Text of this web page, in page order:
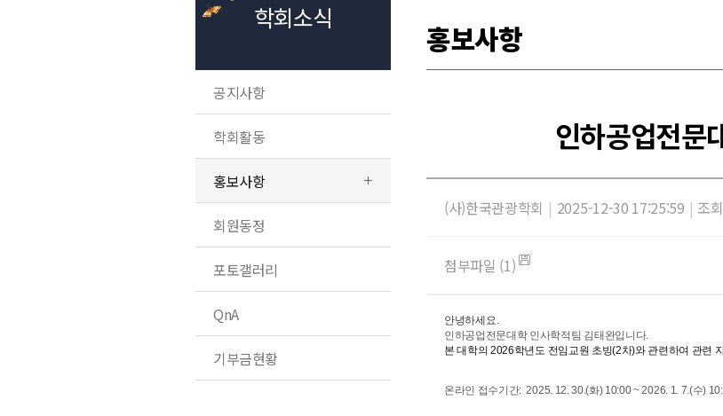
학회소식
공지사항
학회활동
홍보사항
회원동정
포토갤러리
QnA
기부금현황
홍보사항
인하공업전문
(사)한국관광학회 | 2025-12-30 17:25:59 | 조
첨부파일 (1)
안녕하세요.
인하공업전문대학 인사학적팀 김태완입니다.
본 대학의 2026학년도 전임교원 초빙(2차)와 관련하여 관련
온라인 접수기간: 2025. 12. 30.(화) 10:00 ~ 2026. 1. 7.(수)